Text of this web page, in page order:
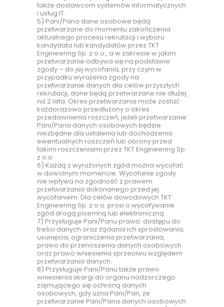
także dostawcom systemów informatycznych
i usług IT.
5) Pani/Pana dane osobowe będą
przetwarzane do momentu zakończenia
aktualnego procesu rekrutacji i wyboru
kandydata lub kandydatów przez TKT
Engineering Sp. z o.o., a w zakresie w jakim
przetwarzanie odbywa się na podstawie
zgody – do jej wycofania, przy czym w
przypadku wyrażenia zgody na
przetwarzanie danych dla celów przyszłych
rekrutacji, dane będą przetwarzane nie dłużej
niż 2 lata. Okres przetwarzania może zostać
każdorazowo przedłużony o okres
przedawnienia roszczeń, jeżeli przetwarzanie
Pani/Pana danych osobowych będzie
niezbędne dla ustalenia lub dochodzenia
ewentualnych roszczeń lub obrony przed
takimi roszczeniami przez TKT Engineering Sp.
z o.o.
6) Każdą z wyrażonych zgód można wycofać
w dowolnym momencie. Wycofanie zgody
nie wpływa na zgodność z prawem
przetwarzania dokonanego przed jej
wycofaniem. Dla celów dowodowych TKT
Engineering Sp. z o.o. prosi o wycofywanie
zgód drogą pisemną lub elektroniczną.
7) Przysługuje Pani/Panu prawo: dostępu do
treści danych oraz żądania ich sprostowania,
usunięcia, ograniczenia przetwarzania,
prawo do przenoszenia danych osobowych
oraz prawo wniesienia sprzeciwu względem
przetwarzania danych.
8) Przysługuje Pani/Panu także prawo
wniesienia skargi do organu nadzorczego
zajmującego się ochroną danych
osobowych, gdy uzna Pani/Pan, że
przetwarzanie Pani/Pana danych osobowych